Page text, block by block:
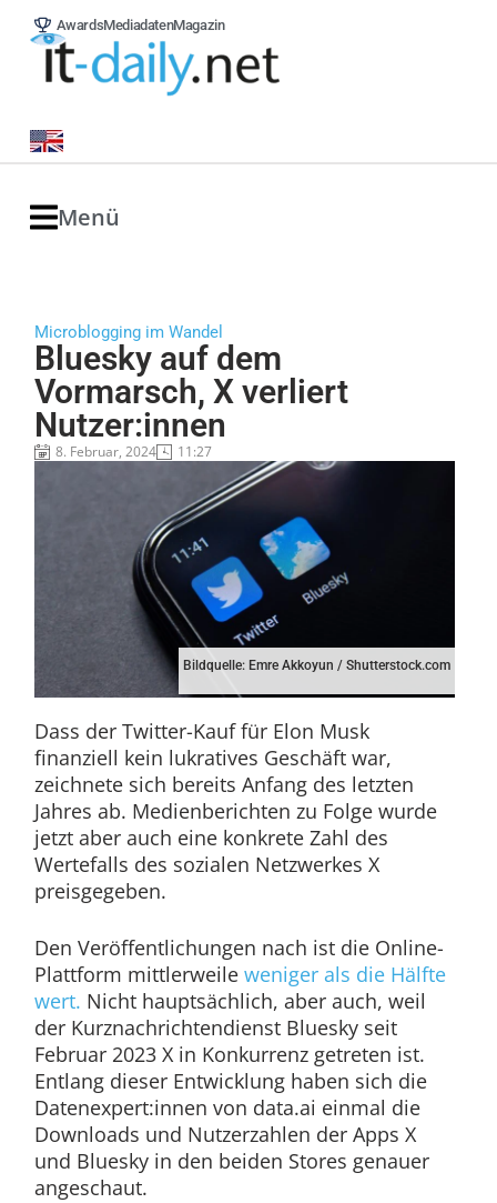
AwardsMediadatenMagazin
Menü
Microblogging im Wandel
Bluesky auf dem
Vormarsch, X verliert
Nutzer:innen
8. Februar, 2024 11:27
Bildquelle: Emre Akkoyun / Shutterstock.com
Dass der Twitter-Kauf für Elon Musk
finanziell kein lukratives Geschäft war,
zeichnete sich bereits Anfang des letzten
Jahres ab. Medienberichten zu Folge wurde
jetzt aber auch eine konkrete Zahl des
Wertefalls des sozialen Netzwerkes X
preisgegeben.
Den Veröffentlichungen nach ist die Online-
Plattform mittlerweile weniger als die Hälfte
wert. Nicht hauptsächlich, aber auch, weil
der Kurznachrichtendienst Bluesky seit
Februar 2023 X in Konkurrenz getreten ist.
Entlang dieser Entwicklung haben sich die
Datenexpert:innen von data.ai einmal die
Downloads und Nutzerzahlen der Apps X
und Bluesky in den beiden Stores genauer
angeschaut.